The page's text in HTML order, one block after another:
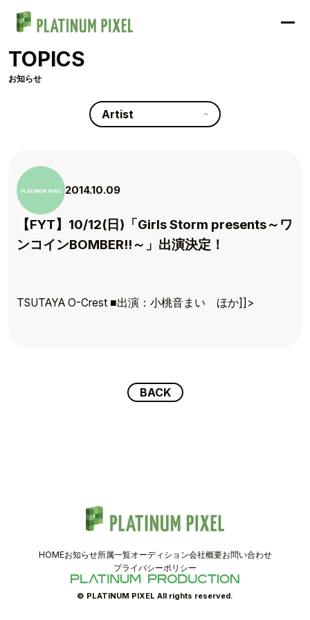
TOPICS
SCHEDULE
COMPANY
PIXEL SHOP
CONTACT
TOPICS
お知らせ
Artist
2014.10.09
【FYT】10/12(日)「Girls Storm presents～ワ
ンコインBOMBER!!～」出演決定！
TSUTAYA O-Crest ■出演：小桃音まい ほか]]>
BACK
HOMEお知らせ所属一覧オーディション会社概要お問い合わせ
プライバシーポリシー
© PLATINUM PIXEL All rights reserved.